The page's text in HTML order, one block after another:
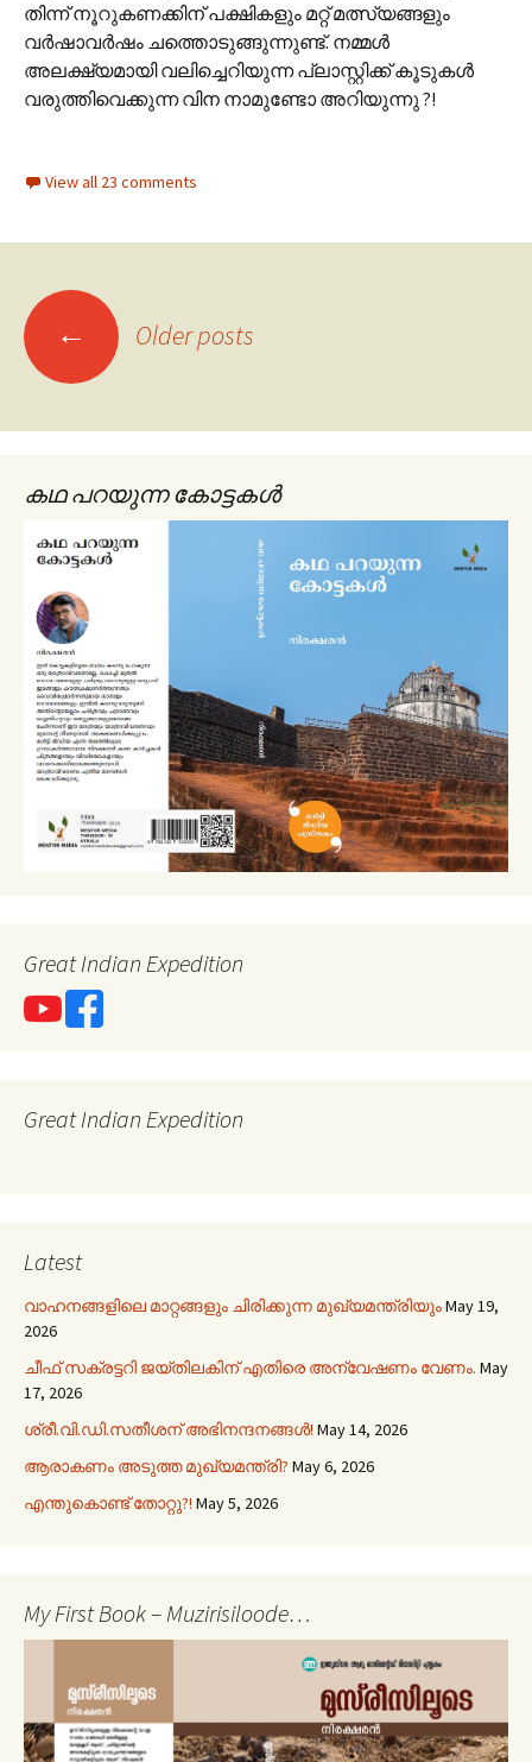
തിന്ന് നൂറുകണക്കിന് പക്ഷികളും മറ്റ് മത്സ്യങ്ങളും
വര്‍ഷാവര്‍ഷം ചത്തൊടുങ്ങുന്നുണ്ട്. നമ്മള്‍
അലക്ഷ്യമായി വലിച്ചെറിയുന്ന പ്ലാസ്റ്റിക്ക് കൂടുകള്‍
വരുത്തിവെക്കുന്ന വിന നാമുണ്ടോ അറിയുന്നു ?!
View all 23 comments
Posts navigation
← Older posts
കഥ പറയുന്ന കോട്ടകൾ
Great Indian Expedition
Great Indian Expedition
Latest
വാഹനങ്ങളിലെ മാറ്റങ്ങളും ചിരിക്കുന്ന മുഖ്യമന്ത്രിയുംMay 19,
2026
ചീഫ് സക്രട്ടറി ജയ്തിലകിന് എതിരെ അന്വേഷണം വേണം. May
17, 2026
ശ്രീ.വി.ഡി.സതീശന് അഭിനന്ദനങ്ങൾ! May 14, 2026
ആരാകണം അടുത്ത മുഖ്യമന്ത്രി? May 6, 2026
എന്തുകൊണ്ട് തോറ്റു?! May 5, 2026
My First Book – Muzirisiloode…